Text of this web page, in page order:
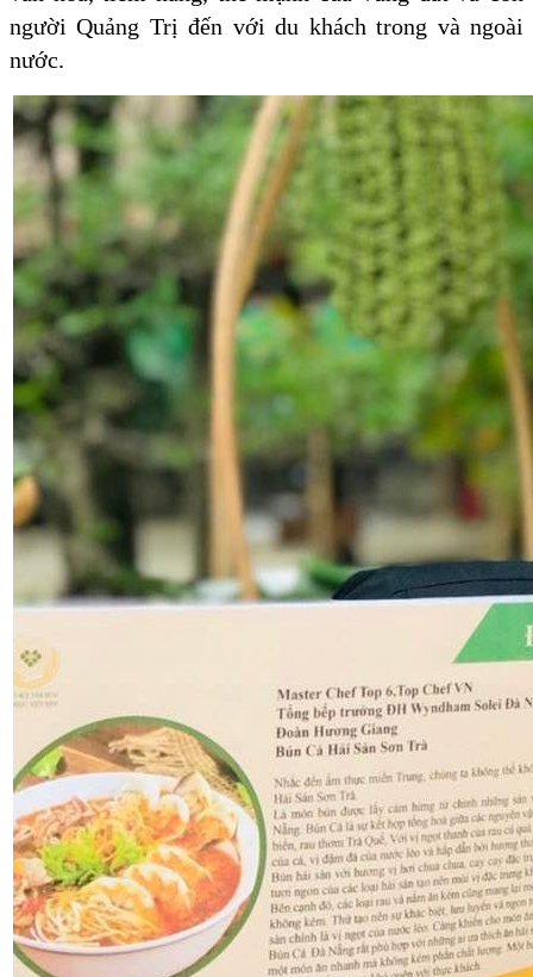
người Quảng Trị đến với du khách trong và ngoài
nước.